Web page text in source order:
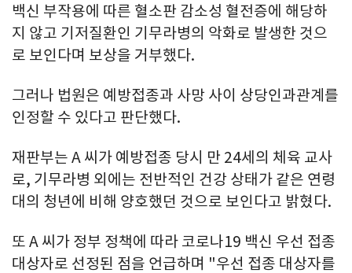
백신 부작용에 따른 혈소판 감소성 혈전증에 해당하
지 않고 기저질환인 기무라병의 악화로 발생한 것으
로 보인다며 보상을 거부했다.
그러나 법원은 예방접종과 사망 사이 상당인과관계를
인정할 수 있다고 판단했다.
재판부는 A 씨가 예방접종 당시 만 24세의 체육 교사
로, 기무라병 외에는 전반적인 건강 상태가 같은 연령
대의 청년에 비해 양호했던 것으로 보인다고 밝혔다.
또 A 씨가 정부 정책에 따라 코로나19 백신 우선 접종
대상자로 선정된 점을 언급하며 "우선 접종 대상자를